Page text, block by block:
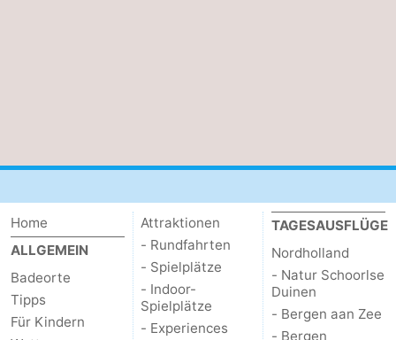
Home
ALLGEMEIN
Badeorte
Tipps
Für Kindern
Attraktionen
- Rundfahrten
- Spielplätze
- Indoor-
Spielplätze
- Experiences
TAGESAUSFLÜGE
Nordholland
- Natur Schoorlse
Duinen
- Bergen aan Zee
- Bergen